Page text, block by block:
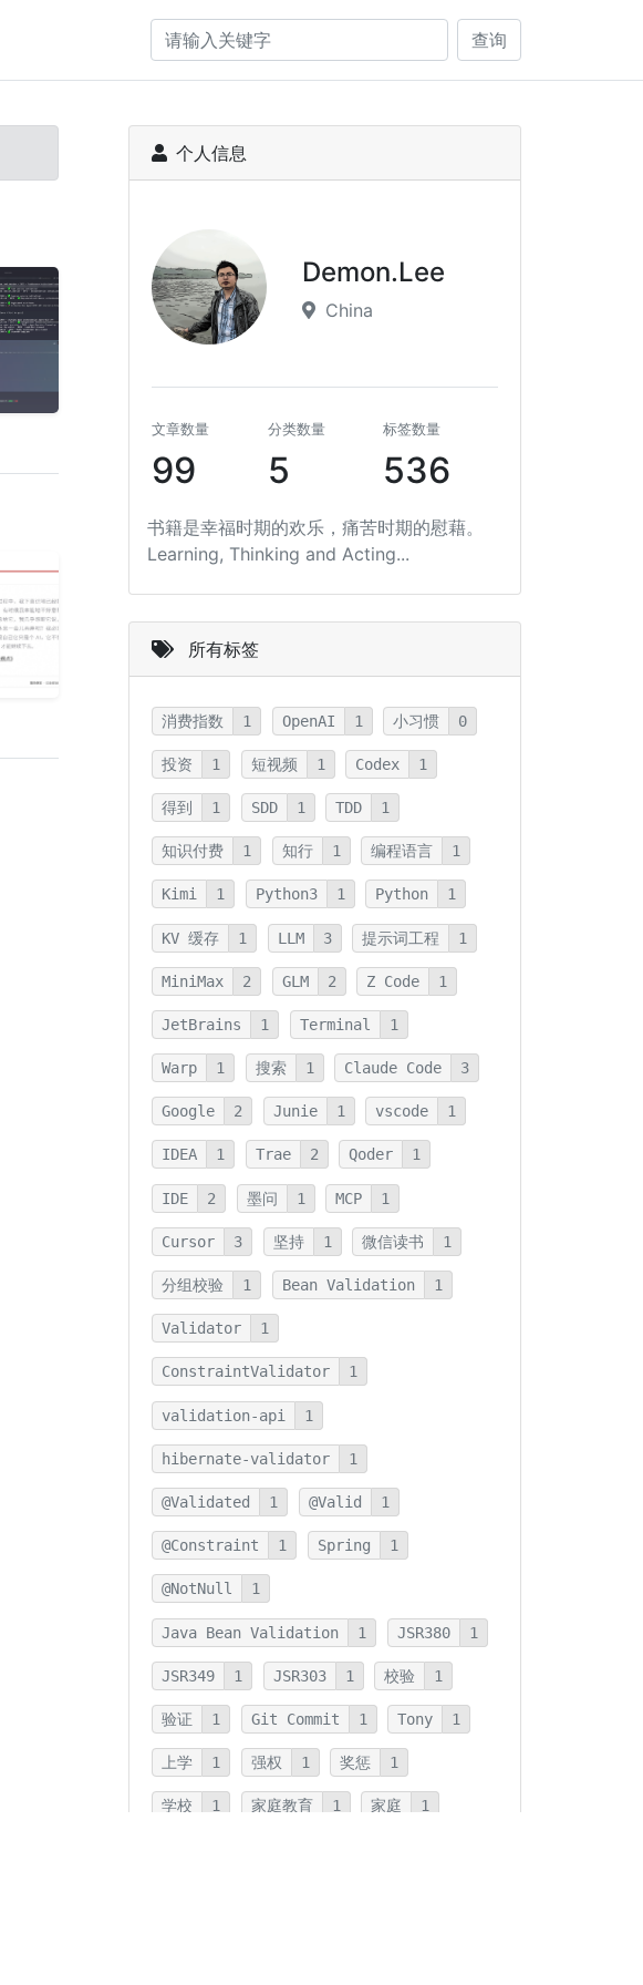
查询
个人信息
Demon.Lee
China
文章数量
99
分类数量
5
标签数量
536
书籍是幸福时期的欢乐，痛苦时期的慰藉。
Learning, Thinking and Acting...
所有标签
消费指数 1 OpenAI 1 小习惯 0
投资 1 短视频 1 Codex 1
得到 1 SDD 1 TDD 1
知识付费 1 知行 1 编程语言 1
Kimi 1 Python3 1 Python 1
KV 缓存 1 LLM 3 提示词工程 1
MiniMax 2 GLM 2 Z Code 1
JetBrains 1 Terminal 1
Warp 1 搜索 1 Claude Code 3
Google 2 Junie 1 vscode 1
IDEA 1 Trae 2 Qoder 1
IDE 2 墨问 1 MCP 1
Cursor 3 坚持 1 微信读书 1
分组校验 1 Bean Validation 1
Validator 1
ConstraintValidator 1
validation-api 1
hibernate-validator 1
@Validated 1 @Valid 1
@Constraint 1 Spring 1
@NotNull 1
Java Bean Validation 1 JSR380 1
JSR349 1 JSR303 1 校验 1
验证 1 Git Commit 1 Tony 1
上学 1 强权 1 奖惩 1
学校 1 家庭教育 1 家庭 1